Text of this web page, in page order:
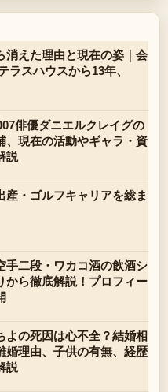
消えた理由と現在の姿｜会
ラスハウスから13年、
俳優ダニエルクレイグの
、現在の活動やギャラ・資
説
産・ゴルフキャリアを総ま
手二段・ワカコ酒の飲酒シ
から徹底解説！プロフィー
よの死因は心不全？結婚相
婚理由、子供の有無、経歴
説